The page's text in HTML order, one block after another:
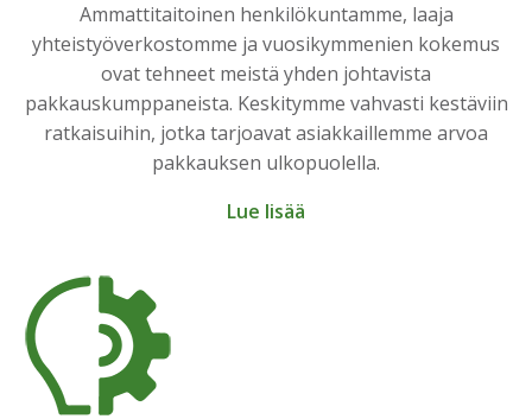
Ammattitaitoinen henkilökuntamme, laaja
yhteistyöverkostomme ja vuosikymmenien kokemus
ovat tehneet meistä yhden johtavista
pakkauskumppaneista. Keskitymme vahvasti kestäviin
ratkaisuihin, jotka tarjoavat asiakkaillemme arvoa
pakkauksen ulkopuolella.
Lue lisää